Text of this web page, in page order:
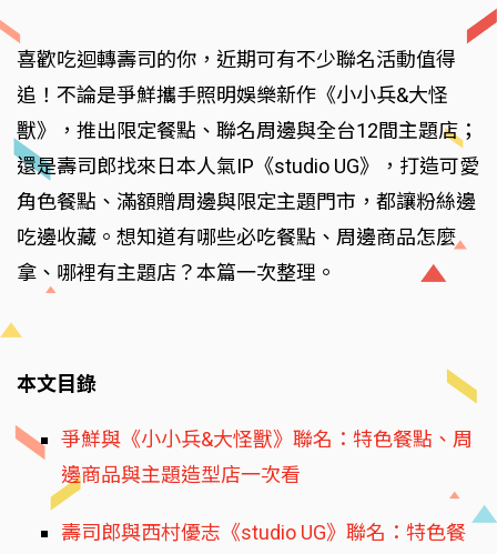
喜歡吃迴轉壽司的你，近期可有不少聯名活動值得
追！不論是爭鮮攜手照明娛樂新作《小小兵&大怪
獸》，推出限定餐點、聯名周邊與全台12間主題店；
還是壽司郎找來日本人氣IP《studio UG》，打造可愛
角色餐點、滿額贈周邊與限定主題門市，都讓粉絲邊
吃邊收藏。想知道有哪些必吃餐點、周邊商品怎麼
拿、哪裡有主題店？本篇一次整理。
本文目錄
爭鮮與《小小兵&大怪獸》聯名：特色餐點、周
邊商品與主題造型店一次看
壽司郎與西村優志《studio UG》聯名：特色餐